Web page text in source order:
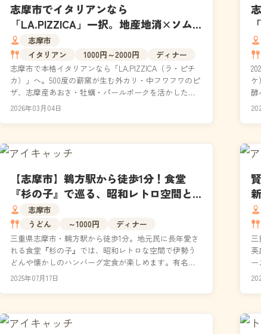
志摩市でイタリアンなら
「LA.PIZZICA」一択。地産地消×ソム
リエ厳選ワインで伊勢志摩の海を食べ
る
志摩市
イタリアン
1000円～2000円
ディナー
志摩市で本格イタリアンなら「LA.PIZZICA（ラ・ピチ
カ）」へ。500度の薪窯が生む外カリ・中フワフワのピ
ザ、志摩産あおさ・牡蠣・パールポークを活かした地
産地消の料理、ソムリエシェフが厳選する伊勢...
2026年03月04日
酵
の
【志摩市】鵜方駅から徒歩1分！食堂
『杉の子』で巡る、昭和レトロ空間と
心温まる定食｜食レポ付き
志摩市
うどん
～1000円
ディナー
三重県志摩市・鵜方駅から徒歩1分。地元民に長年愛さ
れる食堂『杉の子』では、昭和レトロな空間で伊勢う
どんや懐かしのハンバーグ定食が楽しめます。有名人
も訪れる鵜方駅前の人気店として、昔ながらの定食屋
2025年07月17日